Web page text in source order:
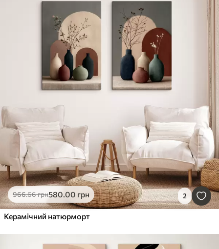
966.66грн580.00 грн 2
Керамічний натюрморт